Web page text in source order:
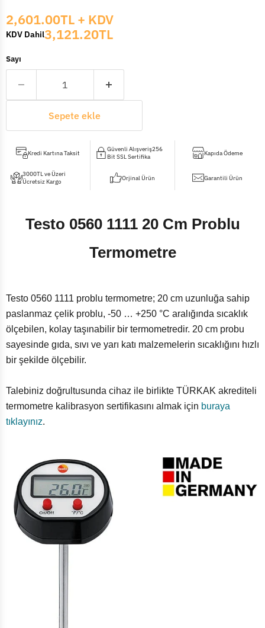
Mevcut fiyat
2,601.00TL + KDV
KDV Dahil3,121.20TL
Sayı
Sepete ekle
Kredi Kartına Taksit
Güvenli Alışveriş256
Bit SSL Sertifika
Kapıda Ödeme
3000TL ve Üzeri
Ücretsiz Kargo
Orjinal Ürün Garantili Ürün
Testo 0560 1111 20 Cm Problu
Termometre
Testo 0560 1111 problu termometre; 20 cm uzunluğa sahip
paslanmaz çelik problu, -50 … +250 °C aralığında sıcaklık
ölçebilen, kolay taşınabilir bir termometredir. 20 cm probu
sayesinde gıda, sıvı ve yarı katı malzemelerin sıcaklığını hızlı
bir şekilde ölçebilir.
Talebiniz doğrultusunda cihaz ile birlikte TÜRKAK akrediteli
termometre kalibrasyon sertifikasını almak için buraya
tıklayınız.